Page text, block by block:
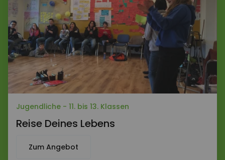
Jugendliche - 11. bis 13. Klassen
Reise Deines Lebens
Zum Angebot